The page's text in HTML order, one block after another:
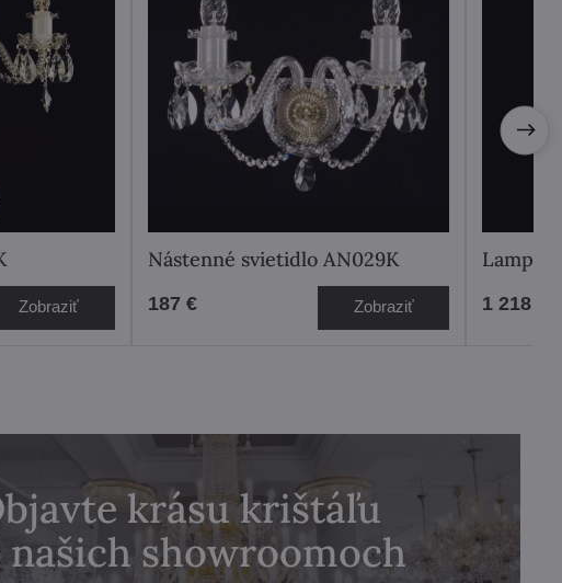
Zobraziť
Nástenné svietidlo AN029K
187 € Zobraziť
Lampa
1 218 €
krásu krištáľu
našich showroomoch